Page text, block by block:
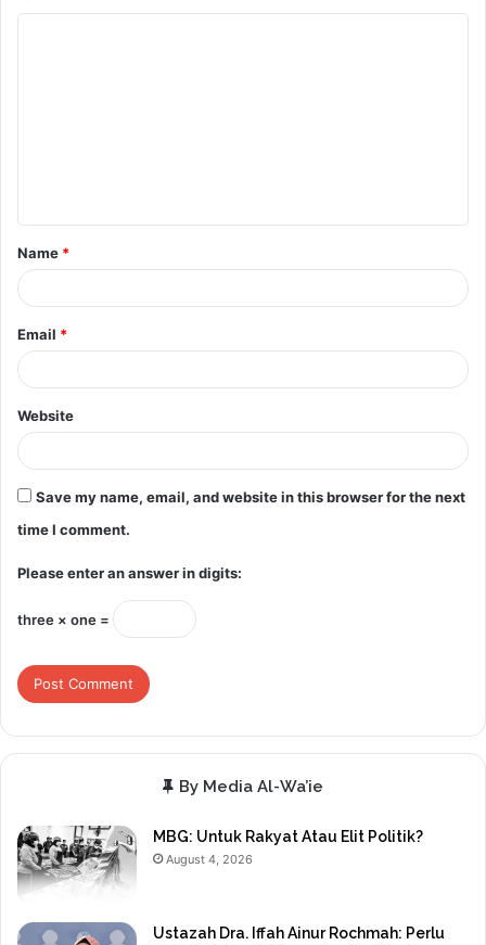
t
*
Name *
Email *
Website
Save my name, email, and website in this browser for the next
time I comment.
Please enter an answer in digits:
three × one =
By Media Al-Wa’ie
MBG: Untuk Rakyat Atau Elit Politik?
August 4, 2026
Ustazah Dra. Iffah Ainur Rochmah: Perlu